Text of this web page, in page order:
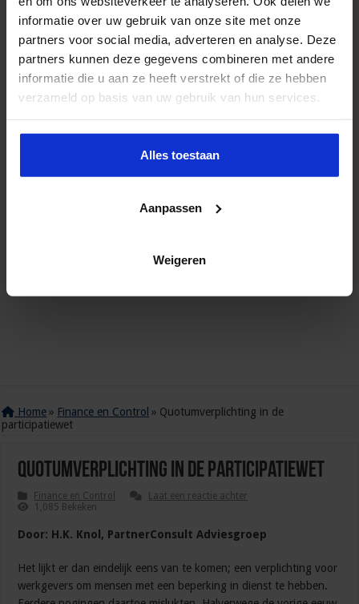
informatie over uw gebruik van onze site met onze
partners voor social media, adverteren en analyse. Deze
partners kunnen deze gegevens combineren met andere
informatie die u aan ze heeft verstrekt of die ze hebben
verzameld op basis van uw gebruik van hun services.
Alles toestaan
Aanpassen
Weigeren
Home » Finance en Control » Quotumverplichting in de
participatiewet
Quotumverplichting in de participatiewet
Finance en Control
Laat een reactie achter
1,085 Bekeken
Door: H.K. Knol, PartnerConsult Adviesgroep
Het lijkt er dan eindelijk eens van te komen; een verplichting voor
werkgevers om mensen met een beperking in dienst te hebben.